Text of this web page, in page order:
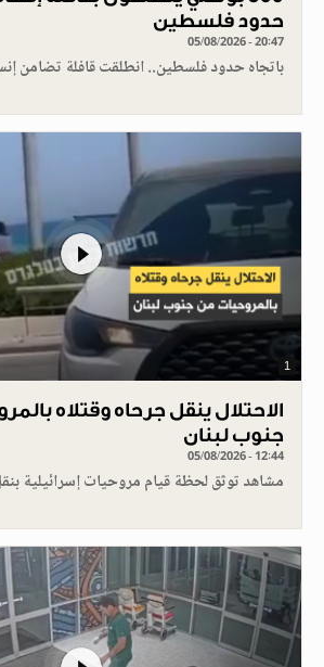
حدود فلسطين
05/08/2026 - 20:47
باتجاه حدود فلسطين.. انطلقت قافلة تضامن
1
الاحتلال ينقل جرحاه وقتلاه
جنوب لبنان
05/08/2026 - 12:44
مشاهد توثق لحظة قيام مروحيات إسرائيلية